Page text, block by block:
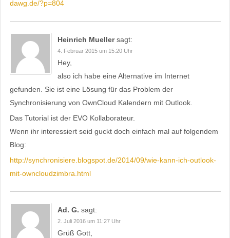
dawg.de/?p=804
Heinrich Mueller sagt:
4. Februar 2015 um 15:20 Uhr
Hey,
also ich habe eine Alternative im Internet
gefunden. Sie ist eine Lösung für das Problem der
Synchronisierung von OwnCloud Kalendern mit Outlook.
Das Tutorial ist der EVO Kollaborateur.
Wenn ihr interessiert seid guckt doch einfach mal auf folgendem
Blog:
http://synchronisiere.blogspot.de/2014/09/wie-kann-ich-outlook-
mit-owncloudzimbra.html
Ad. G. sagt:
2. Juli 2016 um 11:27 Uhr
Grüß Gott,